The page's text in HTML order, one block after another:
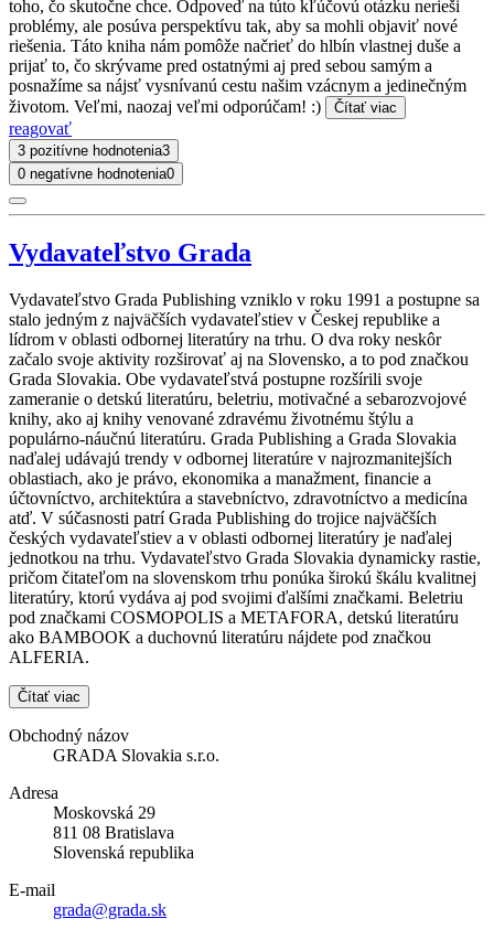
toho, čo skutočne chce. Odpoveď na túto kľúčovú otázku nerieši
problémy, ale posúva perspektívu tak, aby sa mohli objaviť nové
riešenia. Táto kniha nám pomôže načrieť do hlbín vlastnej duše a
prijať to, čo skrývame pred ostatnými aj pred sebou samým a
posnažíme sa nájsť vysnívanú cestu našim vzácnym a jedinečným
životom. Veľmi, naozaj veľmi odporúčam! :)
Čítať viac
reagovať
3 pozitívne hodnotenia3
0 negatívne hodnotenia0
Vydavateľstvo Grada
Vydavateľstvo Grada Publishing vzniklo v roku 1991 a postupne sa
stalo jedným z najväčších vydavateľstiev v Českej republike a
lídrom v oblasti odbornej literatúry na trhu. O dva roky neskôr
začalo svoje aktivity rozširovať aj na Slovensko, a to pod značkou
Grada Slovakia. Obe vydavateľstvá postupne rozšírili svoje
zameranie o detskú literatúru, beletriu, motivačné a sebarozvojové
knihy, ako aj knihy venované zdravému životnému štýlu a
populárno-náučnú literatúru. Grada Publishing a Grada Slovakia
naďalej udávajú trendy v odbornej literatúre v najrozmanitejších
oblastiach, ako je právo, ekonomika a manažment, financie a
účtovníctvo, architektúra a stavebníctvo, zdravotníctvo a medicína
atď. V súčasnosti patrí Grada Publishing do trojice najväčších
českých vydavateľstiev a v oblasti odbornej literatúry je naďalej
jednotkou na trhu. Vydavateľstvo Grada Slovakia dynamicky rastie,
pričom čitateľom na slovenskom trhu ponúka širokú škálu kvalitnej
literatúry, ktorú vydáva aj pod svojimi ďalšími značkami. Beletriu
pod značkami COSMOPOLIS a METAFORA, detskú literatúru
ako BAMBOOK a duchovnú literatúru nájdete pod značkou
ALFERIA.
Čítať viac
Obchodný názov
GRADA Slovakia s.r.o.
Adresa
Moskovská 29
811 08 Bratislava
Slovenská republika
E-mail
grada@grada.sk